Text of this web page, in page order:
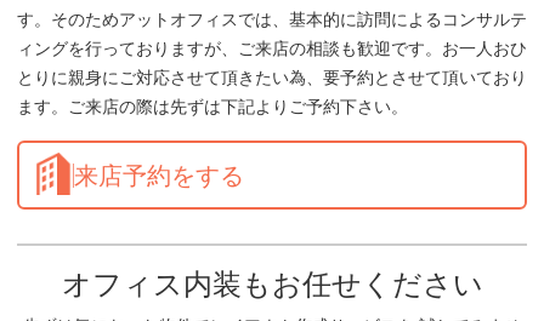
す。そのためアットオフィスでは、基本的に訪問によるコンサルテ
ィングを行っておりますが、ご来店の相談も歓迎です。お一人おひ
とりに親身にご対応させて頂きたい為、要予約とさせて頂いており
ます。ご来店の際は先ずは下記よりご予約下さい。
来店予約をする
オフィス内装もお任せください